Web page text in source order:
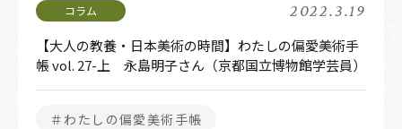
2022.3.19
【大人の教養・日本美術の時間】わたしの偏愛美術手
帳 vol. 27-上 永島明子さん（京都国立博物館学芸員）
＃わたしの偏愛美術手帳